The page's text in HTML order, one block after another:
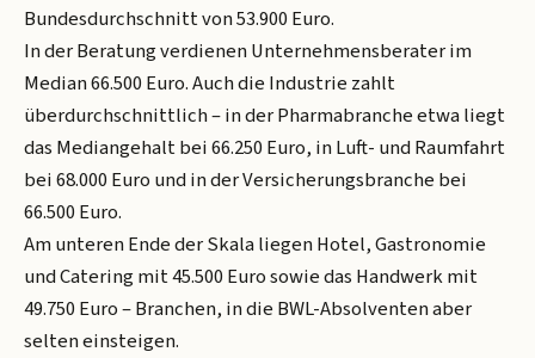
Bundesdurchschnitt von 53.900 Euro.
In der Beratung verdienen Unternehmensberater im
Median 66.500 Euro. Auch die Industrie zahlt
überdurchschnittlich – in der Pharmabranche etwa liegt
das Mediangehalt bei 66.250 Euro, in Luft- und Raumfahrt
bei 68.000 Euro und in der Versicherungsbranche bei
66.500 Euro.
Am unteren Ende der Skala liegen Hotel, Gastronomie
und Catering mit 45.500 Euro sowie das Handwerk mit
49.750 Euro – Branchen, in die BWL-Absolventen aber
selten einsteigen.